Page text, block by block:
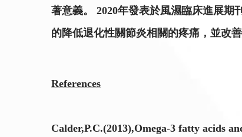
著意義。 2020年發表於風濕臨床進展期
的降低退化性關節炎相關的疼痛，並改
References
Calder,P.C.(2013),Omega-3 fatty acids